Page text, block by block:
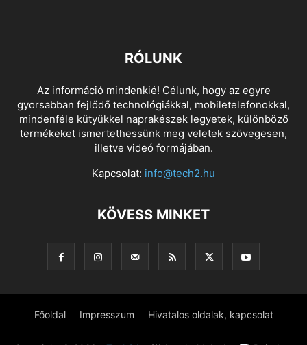
RÓLUNK
Az információ mindenkié! Célunk, hogy az egyre
gyorsabban fejlődő technológiákkal, mobiletelefonokkal,
mindenféle kütyükkel naprakészek legyetek, különböző
termékeket ismertethessünk meg veletek szövegesen,
illetve videó formájában.
Kapcsolat: info@tech2.hu
KÖVESS MINKET
Főoldal Impresszum Hivatalos oldalak, kapcsolat